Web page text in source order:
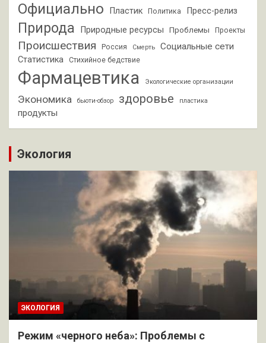
Официально Пластик Политика Пресс-релиз
Природа Природные ресурсы Проблемы Проекты
Происшествия Россия Смерть Социальные сети
Статистика Стихийное бедствие
Фармацевтика Экологические организации
Экономика бьюти-обзор здоровье пластика
продукты
Экология
ЭКОЛОГИЯ
Режим «черного неба»: Проблемы с